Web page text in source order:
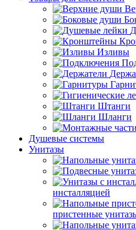
Изливы
Штанги
Шланги
Душевые системы
Унитазы
инсталляцией
пристенные